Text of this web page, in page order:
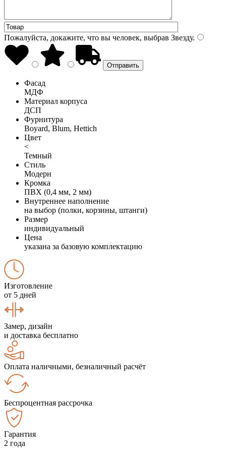
Пожалуйста, докажите, что вы человек, выбрав Звезду.
Фасад
МДФ
Материал корпуса
ДСП
Фурнитура
Boyard, Blum, Hettich
Цвет
<
Темный
Стиль
Модерн
Кромка
ПВХ (0,4 мм, 2 мм)
Внутреннее наполнение
на выбор (полки, корзины, штанги)
Размер
индивидуальный
Цена
указана за базовую комплектацию
Изготовление
от 5 дней
Замер, дизайн
и доставка бесплатно
Оплата наличными, безналичный расчёт
Беспроцентная рассрочка
Гарантия
2 года